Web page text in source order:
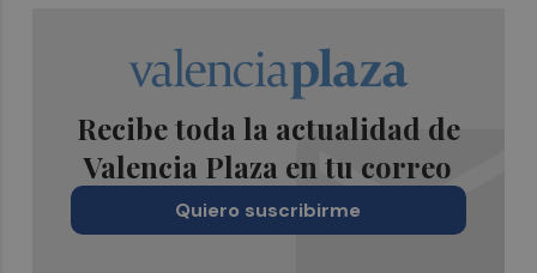
Recibe toda la actualidad de
Valencia Plaza en tu correo
Quiero suscribirme